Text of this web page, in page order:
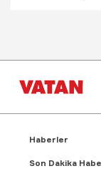
Haberler
Son Dakika